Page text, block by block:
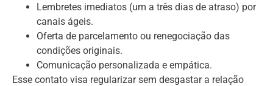
Lembretes imediatos (um a três dias de atraso) por
canais ágeis.
Oferta de parcelamento ou renegociação das
condições originais.
Comunicação personalizada e empática.
Esse contato visa regularizar sem desgastar a relação